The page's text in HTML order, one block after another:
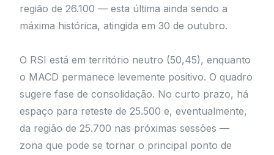
região de 26.100 — esta última ainda sendo a
máxima histórica, atingida em 30 de outubro.
O RSI está em território neutro (50,45), enquanto
o MACD permanece levemente positivo. O quadro
sugere fase de consolidação. No curto prazo, há
espaço para reteste de 25.500 e, eventualmente,
da região de 25.700 nas próximas sessões —
zona que pode se tornar o principal ponto de